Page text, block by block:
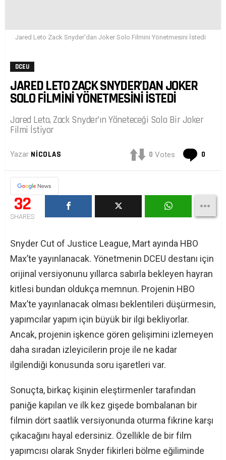
Jared Leto Zack Snyder'dan Joker Solo Filmini Yönetmesini İstedi
DCEU
JARED LETO ZACK SNYDER’DAN JOKER
SOLO FILMINI YÖNETMESINI İSTEDI
Jared Leto, Zack Snyder’ın Yöneteceği Solo Bir Joker
Filmi İstiyor
Yazar NICOLAS 0 Votes 0
32
SHARES
Snyder Cut of Justice League, Mart ayında HBO
Max’te yayınlanacak. Yönetmenin DCEU destanı için
orijinal versiyonunu yıllarca sabırla bekleyen hayran
kitlesi bundan oldukça memnun. Projenin HBO
Max’te yayınlanacak olması beklentileri düşürmesin,
yapımcılar yapım için büyük bir ilgi bekliyorlar.
Ancak, projenin işkence gören gelişimini izlemeyen
daha sıradan izleyicilerin proje ile ne kadar
ilgilendiği konusunda soru işaretleri var.
Sonuçta, birkaç kişinin eleştirmenler tarafından
paniğe kapılan ve ilk kez gişede bombalanan bir
filmin dört saatlik versiyonunda oturma fikrine karşı
çıkacağını hayal edersiniz. Özellikle de bir film
yapımcısı olarak Snyder fikirleri bölme eğiliminde